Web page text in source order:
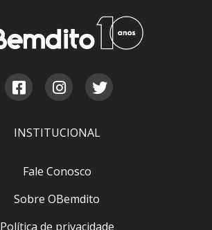
INSTITUCIONAL
Fale Conosco
Sobre OBemdito
Política de privacidade